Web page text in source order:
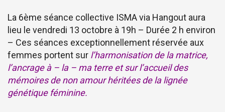
La 6ème séance collective ISMA via Hangout aura
lieu le vendredi 13 octobre à 19h – Durée 2 h environ
– Ces séances exceptionnellement réservée aux
femmes portent sur l’harmonisation de la matrice,
l’ancrage à – la – ma terre et sur l’accueil des
mémoires de non amour héritées de la lignée
génétique féminine.